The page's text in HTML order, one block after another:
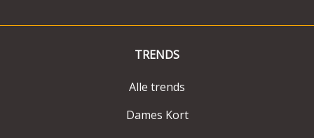
TRENDS
Alle trends
Dames Kort